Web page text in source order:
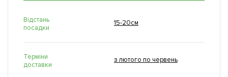
Відстань
посадки
15-20см
Терміни
доставки
з лютого по червень